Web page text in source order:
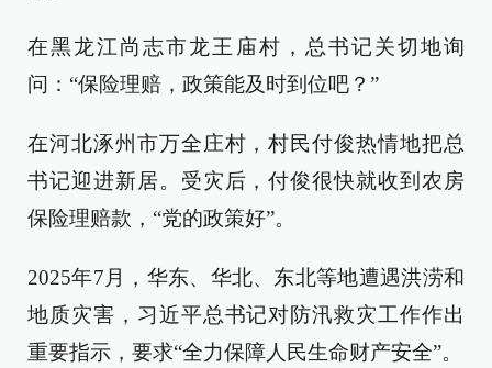
在黑龙江尚志市龙王庙村，总书记关切地询
问：“保险理赔，政策能及时到位吧？”
在河北涿州市万全庄村，村民付俊热情地把总
书记迎进新居。受灾后，付俊很快就收到农房
保险理赔款，“党的政策好”。
2025年7月，华东、华北、东北等地遭遇洪涝和
地质灾害，习近平总书记对防汛救灾工作作出
重要指示，要求“全力保障人民生命财产安全”。